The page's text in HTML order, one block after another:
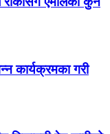
कार्यक्रमका गरी